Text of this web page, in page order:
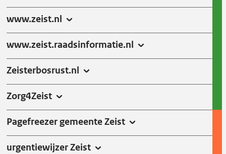
www.zeist.nl
www.zeist.raadsinformatie.nl
Zeisterbosrust.nl
Zorg4Zeist
Pagefreezer gemeente Zeist
urgentiewijzer Zeist